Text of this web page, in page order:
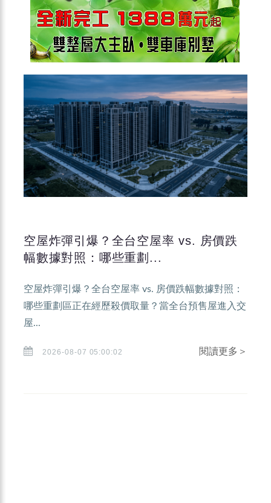
空屋炸彈引爆？全台空屋率 vs. 房價跌
幅數據對照：哪些重劃...
空屋炸彈引爆？全台空屋率 vs. 房價跌幅數據對照：
哪些重劃區正在經歷殺價取量？當全台預售屋進入交
屋...
2026-08-07 05:00:02 閱讀更多＞